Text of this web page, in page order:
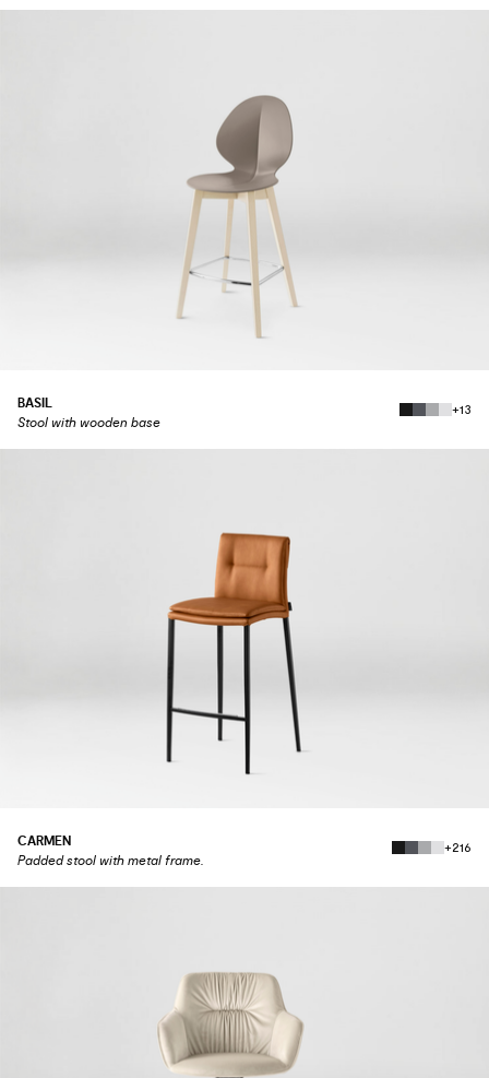
BASIL
Stool with wooden base
+13
CARMEN
Padded stool with metal frame.
+216